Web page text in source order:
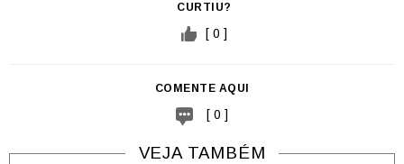
CURTIU?
[ 0 ]
COMENTE AQUI
[ 0 ]
VEJA TAMBÉM